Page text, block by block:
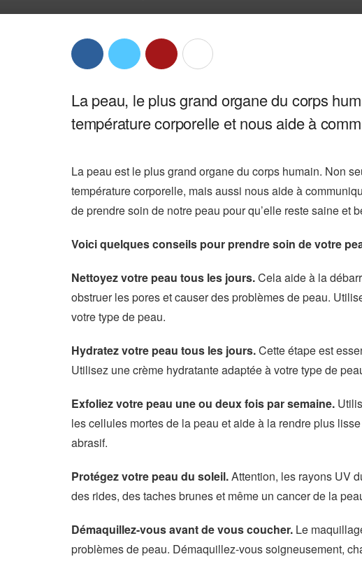
La peau, le plus grand organe du corps
température corporelle et nous aide à
La peau est le plus grand organe du corps humain. Non
température corporelle, mais aussi nous aide à
de prendre soin de notre peau pour qu’elle reste saine et
Voici quelques conseils pour prendre soin de votre
Nettoyez votre peau tous les jours.Cela aide à la
obstruer les pores et causer des problèmes de peau.
votre type de peau.
Hydratez votre peau tous les jours.Cette étape est
Utilisez une crème hydratante adaptée à votre type de
Exfoliez votre peau une ou deux fois par semaine.
les cellules mortes de la peau et aide à la rendre plus
abrasif.
Protégez votre peau du soleil.Attention, les rayons UV
des rides, des taches brunes et même un cancer de la
Démaquillez-vous avant de vous coucher. Le
problèmes de peau. Démaquillez-vous soigneusement,